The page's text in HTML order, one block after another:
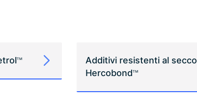
TM
Additivi resistenti al secco
HercobondTM